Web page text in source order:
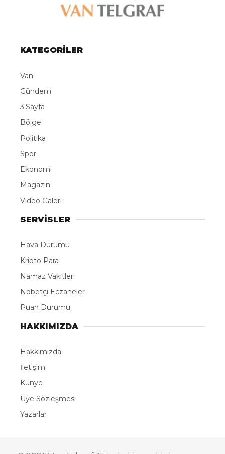
KATEGORİLER
Van
Gündem
3.Sayfa
Bölge
Politika
Spor
Ekonomi
Magazin
Video Galeri
SERVİSLER
Hava Durumu
Kripto Para
Namaz Vakitleri
Nöbetçi Eczaneler
Puan Durumu
HAKKIMIZDA
Hakkımızda
İletişim
Künye
Üye Sözleşmesi
Yazarlar